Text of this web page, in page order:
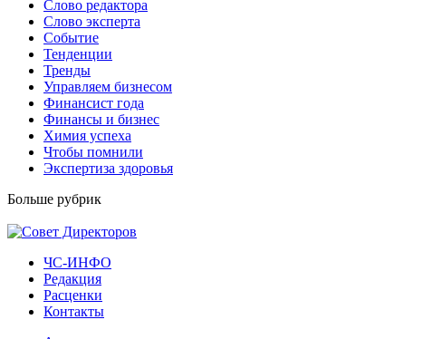
Слово редактора
Слово эксперта
Событие
Тенденции
Тренды
Управляем бизнесом
Финансист года
Финансы и бизнес
Химия успеха
Чтобы помнили
Экспертиза здоровья
Больше рубрик
ЧС-ИНФО
Редакция
Расценки
Контакты